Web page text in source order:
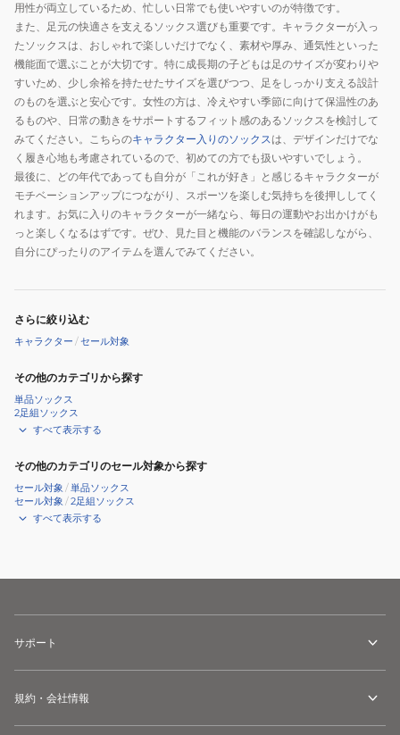
用性が両立しているため、忙しい日常でも使いやすいのが特徴です。
また、足元の快適さを支えるソックス選びも重要です。キャラクターが入っ
たソックスは、おしゃれで楽しいだけでなく、素材や厚み、通気性といった
機能面で選ぶことが大切です。特に成長期の子どもは足のサイズが変わりや
すいため、少し余裕を持たせたサイズを選びつつ、足をしっかり支える設計
のものを選ぶと安心です。女性の方は、冷えやすい季節に向けて保温性のあ
るものや、日常の動きをサポートするフィット感のあるソックスを検討して
みてください。こちらのキャラクター入りのソックスは、デザインだけでな
く履き心地も考慮されているので、初めての方でも扱いやすいでしょう。
最後に、どの年代であっても自分が「これが好き」と感じるキャラクターが
モチベーションアップにつながり、スポーツを楽しむ気持ちを後押ししてく
れます。お気に入りのキャラクターが一緒なら、毎日の運動やお出かけがも
っと楽しくなるはずです。ぜひ、見た目と機能のバランスを確認しながら、
自分にぴったりのアイテムを選んでみてください。
さらに絞り込む
キャラクター /セール対象
その他のカテゴリから探す
単品ソックス
2足組ソックス
すべて表示する
その他のカテゴリのセール対象から探す
セール対象 /単品ソックス
セール対象 /2足組ソックス
すべて表示する
サポート
規約・会社情報